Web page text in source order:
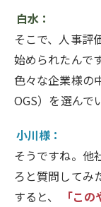
白水：
そこで、人事評
始められたんで
色々な企業様の
OGS）を選んで
小川様：
そうですね。他
ろと質問してみ
すると、
「こ